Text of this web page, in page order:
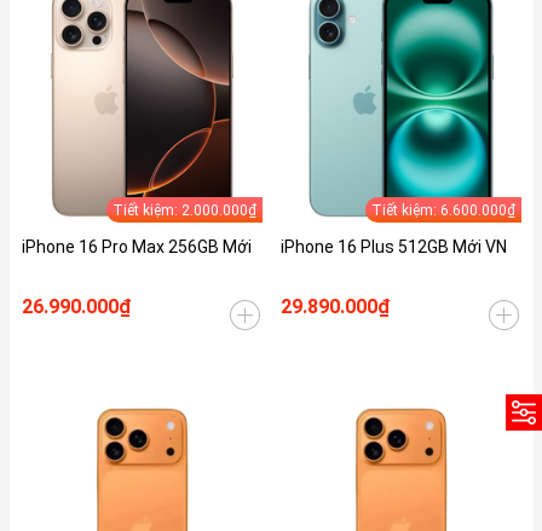
Tiết kiệm: 2.000.000₫
iPhone 16 Pro Max 256GB Mới
26.990.000₫
Tiết kiệm: 6.600.000₫
iPhone 16 Plus 512GB Mới VN
29.890.000₫